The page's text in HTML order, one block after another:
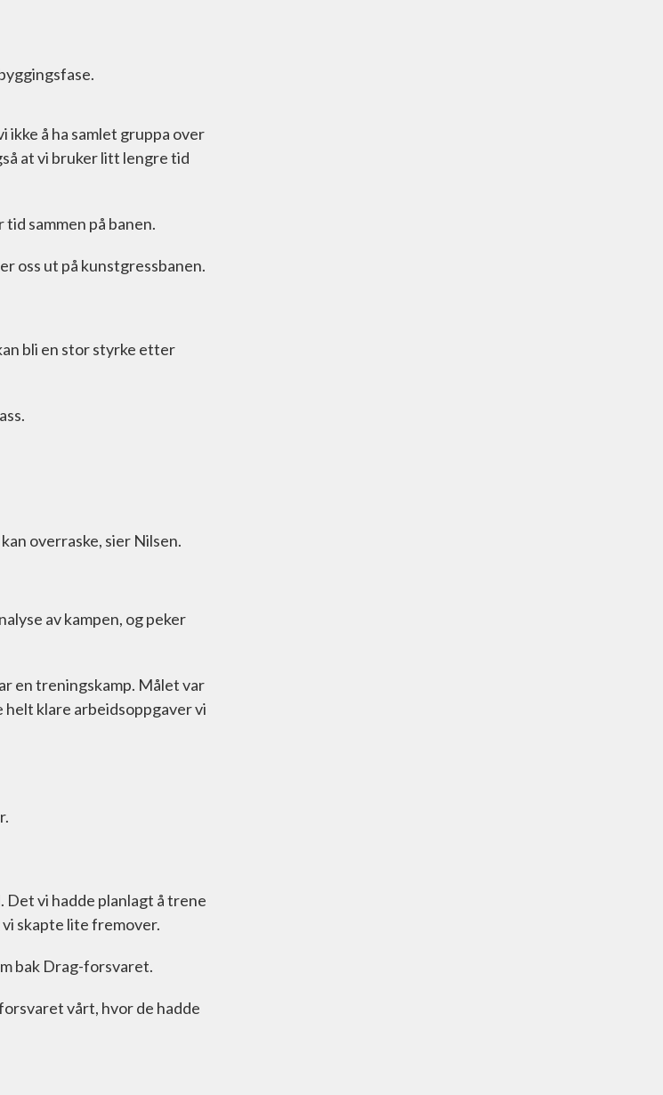
ikke å ha samlet gruppa over
at vi bruker litt lengre tid
sammen på banen.
oss ut på kunstgressbanen.
bli en stor styrke etter
overraske, sier Nilsen.
av kampen, og peker
en treningskamp. Målet var
helt klare arbeidsoppgaver vi
Det vi hadde planlagt å trene
skapte lite fremover.
bak Drag-forsvaret.
vårt, hvor de hadde